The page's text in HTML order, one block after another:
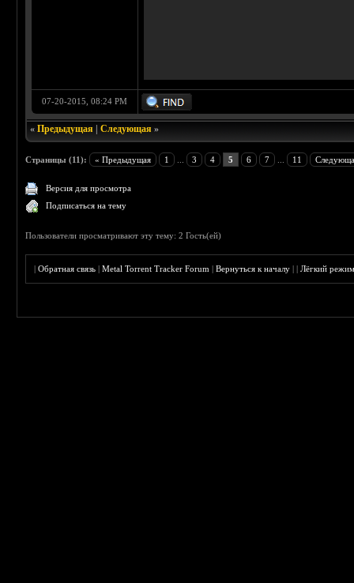
07-20-2015, 08:24 PM
«Предыдущая |Следующая »
Страницы (11): « Предыдущая 1 3 4 5 6 7 11
Версия для просмотра
Подписаться на тему
Пользователи просматривают эту тему: 2 Гость(ей)
|Обратная связь |Metal Torrent Tracker Forum |Вернуться к началу ||Лёгкий